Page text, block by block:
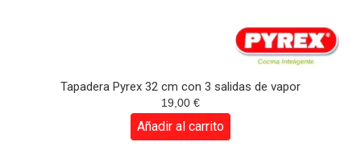
Tapadera Pyrex 32 cm con 3 salidas de vapor
19,00 €
Añadir al carrito